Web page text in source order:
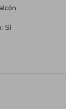
Sí